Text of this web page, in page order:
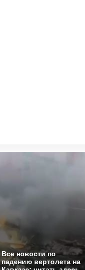
Все новости по
падению вертолета на